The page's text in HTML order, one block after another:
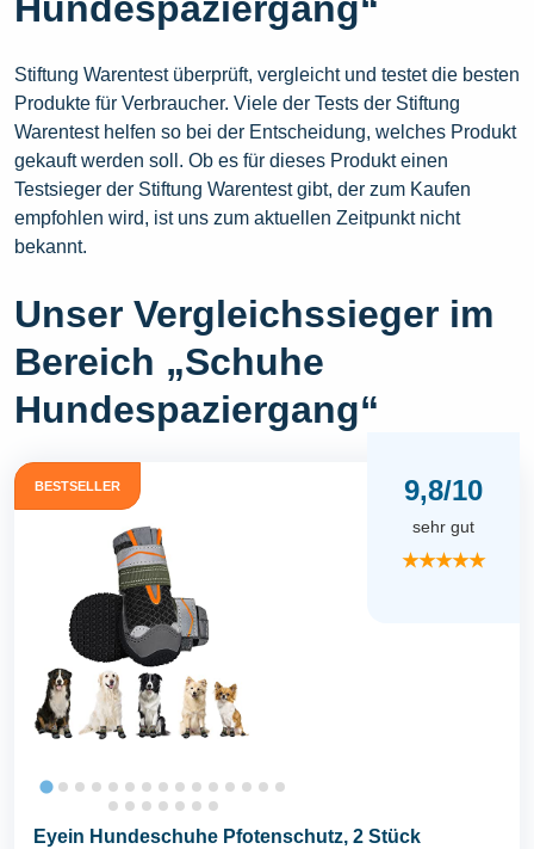
Stiftung Warentest überprüft, vergleicht und testet die besten
Produkte für Verbraucher. Viele der Tests der Stiftung
Warentest helfen so bei der Entscheidung, welches Produkt
gekauft werden soll. Ob es für dieses Produkt einen
Testsieger der Stiftung Warentest gibt, der zum Kaufen
empfohlen wird, ist uns zum aktuellen Zeitpunkt nicht
bekannt.
Unser Vergleichssieger im
Bereich „Schuhe
Hundespaziergang“
BESTSELLER 9,8/10
sehr gut
★★★★★
Eyein Hundeschuhe Pfotenschutz, 2 Stück